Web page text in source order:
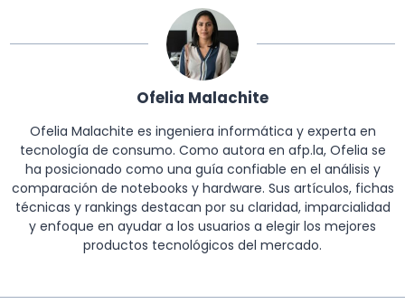
Ofelia Malachite
Ofelia Malachite es ingeniera informática y experta en
tecnología de consumo. Como autora en afp.la, Ofelia se
ha posicionado como una guía confiable en el análisis y
comparación de notebooks y hardware. Sus artículos, fichas
técnicas y rankings destacan por su claridad, imparcialidad
y enfoque en ayudar a los usuarios a elegir los mejores
productos tecnológicos del mercado.